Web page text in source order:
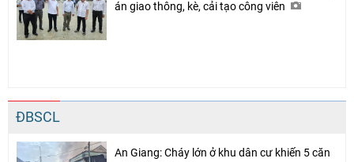
án giao thông, kè, cải tạo công viên
ĐBSCL
An Giang: Cháy lớn ở khu dân cư khiến 5 căn